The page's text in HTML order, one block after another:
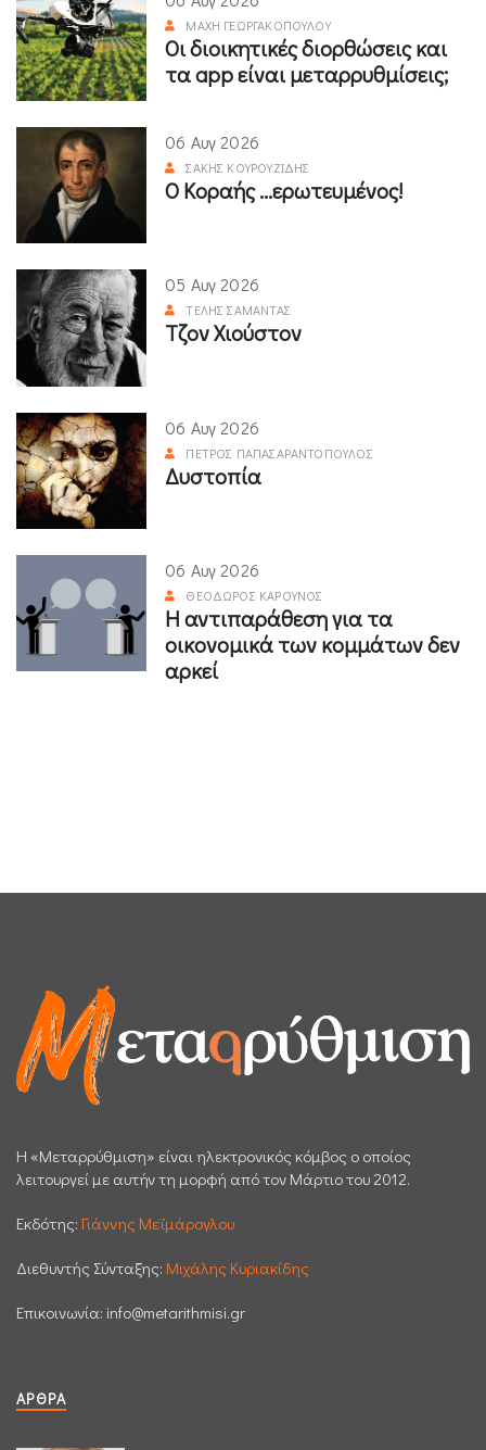
ΜΆΧΗ ΓΕΩΡΓΑΚΟΠΟΎΛΟΥ
Οι διοικητικές διορθώσεις και
τα app είναι μεταρρυθμίσεις;
06 Αυγ 2026
ΣΆΚΗΣ ΚΟΥΡΟΥΖΊΔΗΣ
Ο Κοραής ...ερωτευμένος!
05 Αυγ 2026
ΤΈΛΗΣ ΣΑΜΑΝΤΆΣ
Τζον Χιούστον
06 Αυγ 2026
ΠΈΤΡΟΣ ΠΑΠΑΣΑΡΑΝΤΌΠΟΥΛΟΣ
Δυστοπία
06 Αυγ 2026
ΘΕΌΔΩΡΟΣ ΚΑΡΟΎΝΟΣ
Η αντιπαράθεση για τα
οικονομικά των κομμάτων δεν
αρκεί
H «Μεταρρύθμιση» είναι ηλεκτρονικός κόμβος ο οποίος
λειτουργεί με αυτήν τη μορφή από τον Μάρτιο του 2012.
Εκδότης: Γιάννης Μεϊμάρογλου
Διεθυντής Σύνταξης: Μιχάλης Κυριακίδης
Επικοινωνία: info@metarithmisi.gr
ΆΡΘΡΑ